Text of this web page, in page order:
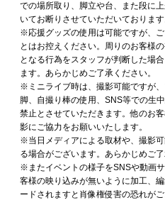
での場所取り、脚立や台、また段に
いてお断りさせていただいております
※応援グッズの使用は可能ですが、
とはお控えください。周りのお客様
となる行為をスタッフが判断した場
ます。あらかじめご了承ください。
※ミニライブ時は、撮影可能ですが
脚、自撮り棒の使用、SNS等での生
禁止とさせていただきます。他のお
影にご協力をお願いいたします。
※当日メディアによる取材や、撮影
る場合がございます。あらかじめご了
※またイベントの様子をSNSや動画
客様の映り込みが無いように加工、
ードされますと肖像権侵害の恐れが